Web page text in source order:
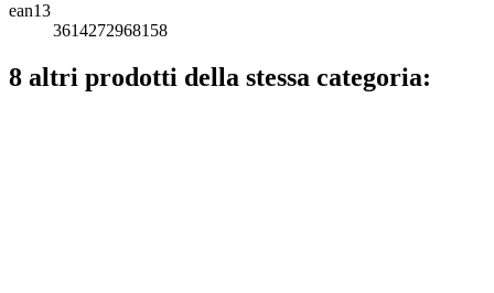
ean13
3614272968158
8 altri prodotti della stessa categoria: